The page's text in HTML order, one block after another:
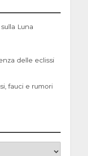
Luna
delle eclissi
fauci e rumori